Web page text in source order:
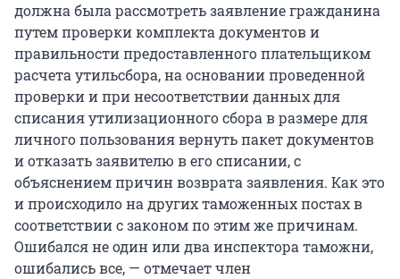
должна была рассмотреть заявление гражданина
путем проверки комплекта документов и
правильности предоставленного плательщиком
расчета утильсбора, на основании проведенной
проверки и при несоответствии данных для
списания утилизационного сбора в размере для
личного пользования вернуть пакет документов
и отказать заявителю в его списании, с
объяснением причин возврата заявления. Как это
и происходило на других таможенных постах в
соответствии с законом по этим же причинам.
Ошибался не один или два инспектора таможни,
ошибались все, — отмечает член